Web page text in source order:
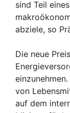
sind Teil
abziele, so
Die neue
von
auf dem